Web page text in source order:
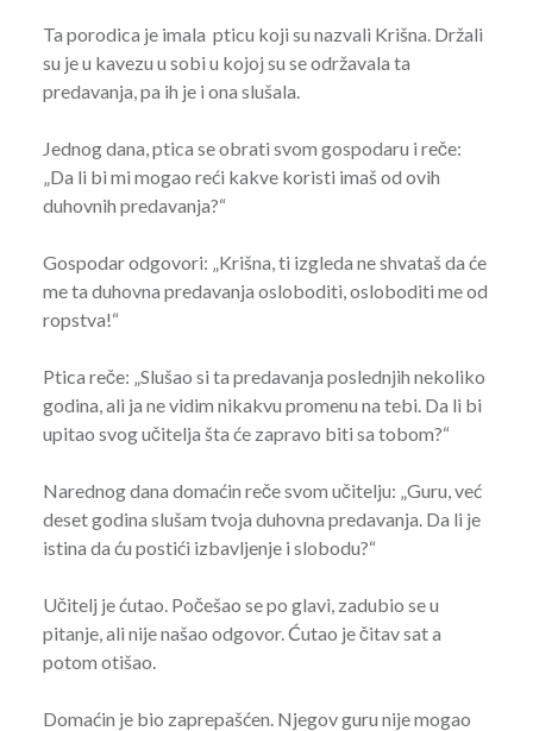
Ta porodica je imala pticu koji su nazvali Krišna. Držali
su je u kavezu u sobi u kojoj su se održavala ta
predavanja, pa ih je i ona slušala.
Jednog dana, ptica se obrati svom gospodaru i reče:
„Da li bi mi mogao reći kakve koristi imaš od ovih
duhovnih predavanja?“
Gospodar odgovori: „Krišna, ti izgleda ne shvataš da će
me ta duhovna predavanja osloboditi, osloboditi me od
ropstva!“
Ptica reče: „Slušao si ta predavanja poslednjih nekoliko
godina, ali ja ne vidim nikakvu promenu na tebi. Da li bi
upitao svog učitelja šta će zapravo biti sa tobom?“
Narednog dana domaćin reče svom učitelju: „Guru, već
deset godina slušam tvoja duhovna predavanja. Da li je
istina da ću postići izbavljenje i slobodu?“
Učitelj je ćutao. Počešao se po glavi, zadubio se u
pitanje, ali nije našao odgovor. Ćutao je čitav sat a
potom otišao.
Domaćin je bio zaprepašćen. Njegov guru nije mogao